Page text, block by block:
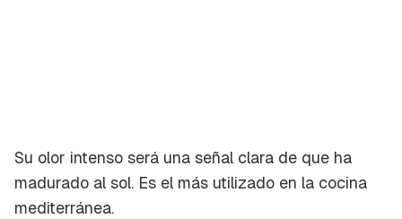
Su olor intenso será una señal clara de que ha
madurado al sol. Es el más utilizado en la cocina
mediterránea.